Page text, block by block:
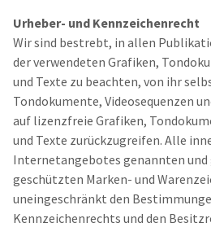
Urheber- und Kennzeichenrecht
Wir sind bestrebt, in allen
der verwendeten Grafiken,
und Texte zu beachten, von ihr
Tondokumente, Videosequenzen
auf lizenzfreie Grafiken,
und Texte zurückzugreifen. Alle
Internetangebotes genannten und
geschützten Marken- und
uneingeschränkt den
Kennzeichenrechts und den